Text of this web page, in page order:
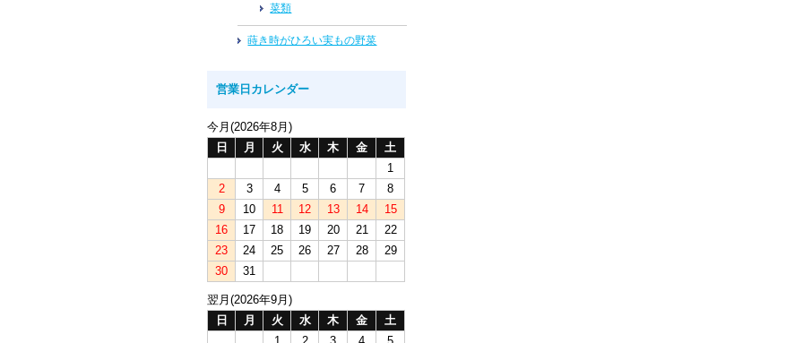
菜類
蒔き時がひろい実もの野菜
営業日カレンダー
今月(2026年8月)
日
月 火 水 木 金
土
1
2
3 4 5 6 7
8
9
10 11 12 13 14
15
16
17 18 19 20 21
22
23
24 25 26 27 28
29
30
31
翌月(2026年9月)
日
月 火 水 木 金
土